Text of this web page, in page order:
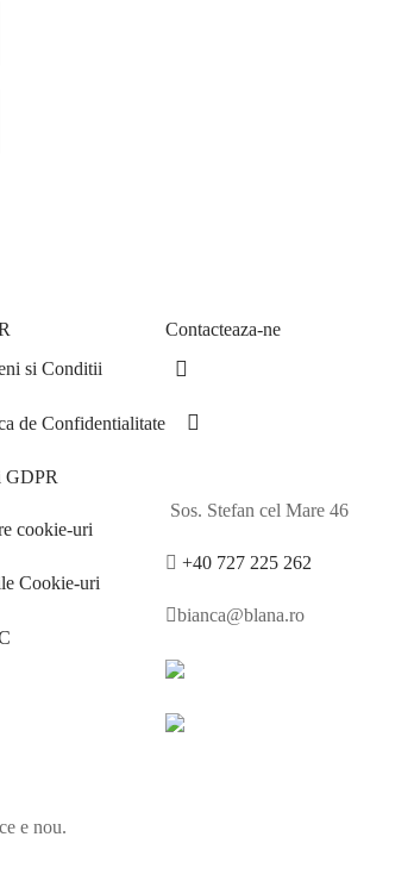
si Conditii
de Confidentialitate
GDPR
cookie-uri
Cookie-uri
Contacteaza-ne
Sos. Stefan cel Mare 46
+40 727 225 262
bianca@blana.ro
e nou.